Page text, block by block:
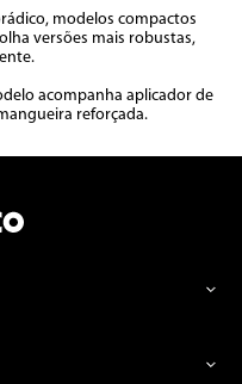
modelos compactos
versões mais robustas,
acompanha aplicador de
reforçada.